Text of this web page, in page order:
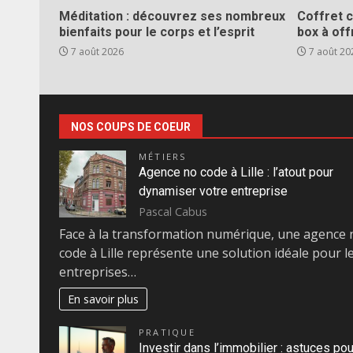
Méditation : découvrez ses nombreux
bienfaits pour le corps et l’esprit
7 août 2026
Coffret
box à
7 août
NOS COUPS DE COEUR
MÉTIERS
Agence no code à Lille : l’atout pour
dynamiser votre entreprise
Pascal Cabus
Face à la transformation numérique, une agence
code à Lille représente une solution idéale pour
entreprises…
En savoir plus
PRATIQUE
Investir dans l’immobilier : astuces